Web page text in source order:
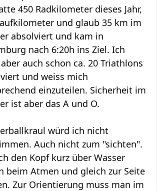
450 Radkilometer dieses Jahr,
und glaub 35 km im
absolviert und kam in
nach 6:20h ins Ziel. Ich
auch schon ca. 20 Triathlons
und weiss mich
einzuteilen. Sicherheit im
ist aber das A und O.
würd ich nicht
Auch nicht zum "sichten".
den Kopf kurz über Wasser
beim Atmen und gleich zur Seite
Zur Orientierung muss man im